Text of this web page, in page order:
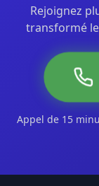
Prêt à
Rejoignez
transformé